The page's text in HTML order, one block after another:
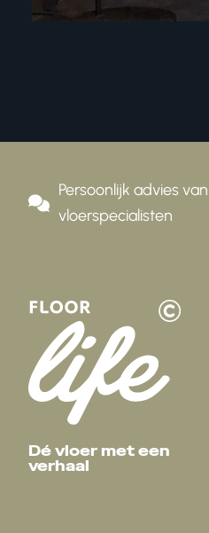
Persoonlijk advies van
vloerspecialisten
Dé vloer met een
verhaal